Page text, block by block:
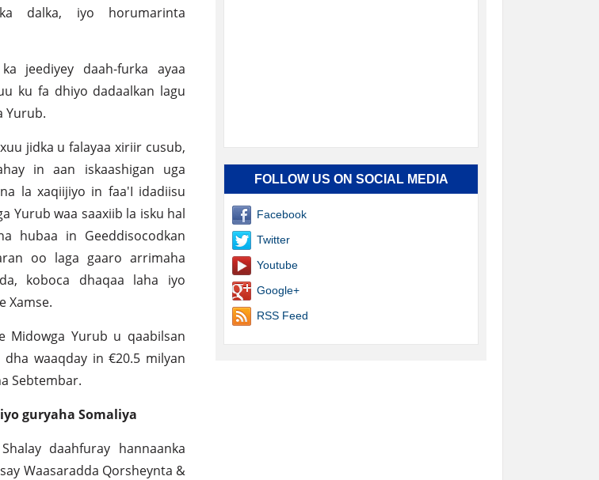
dalka, iyo horumarinta
jeediyey daah-furka ayaa
ku fa dhiyo dadaalkan lagu
Yurub.
jidka u falayaa xiriir cusub,
in aan iskaashigan uga
la xaqiijiyo in faa'I idadiisu
Yurub waa saaxiib la isku hal
hubaa in Geeddisocodkan
oo laga gaaro arrimaha
koboca dhaqaa laha iyo
Xamse.
Midowga Yurub u qaabilsan
waaqday in €20.5 milyan
Sebtembar.
guryaha Somaliya
daahfuray hannaanka
Waasaradda Qorsheynta &
FOLLOW US ON SOCIAL MEDIA
Facebook
Twitter
Youtube
Google+
RSS Feed